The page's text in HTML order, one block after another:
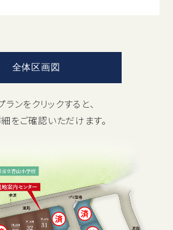
全体区画図
ンをクリックすると、
をご確認いただけます。